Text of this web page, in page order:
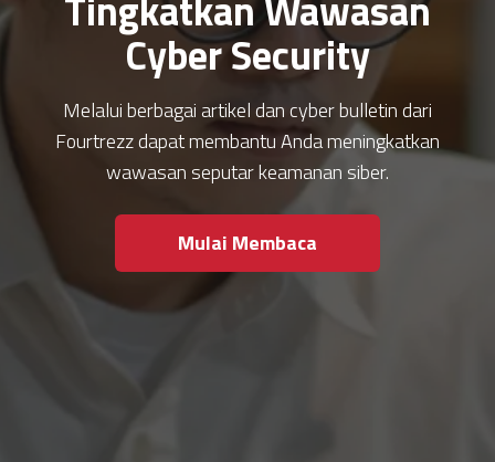
Cyber Security
Melalui berbagai artikel dan cyber bulletin dari
Fourtrezz dapat membantu Anda meningkatkan
wawasan seputar keamanan siber.
Mulai Membaca